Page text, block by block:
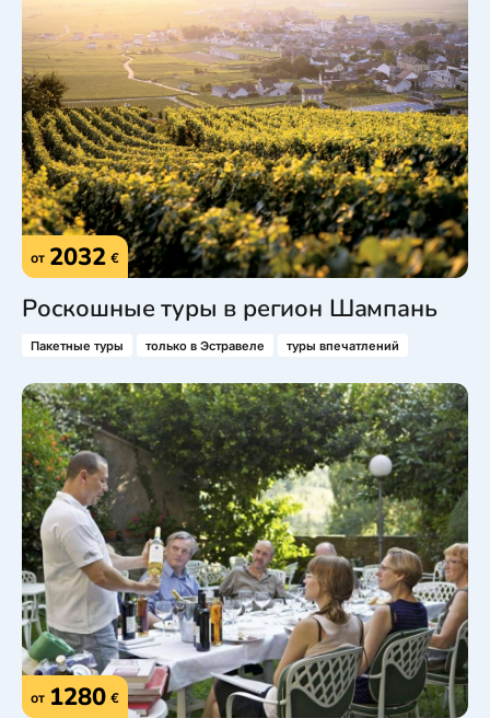
от 2032 €
Роскошные туры в регион Шампань
Пакетные туры только в Эстравеле туры впечатлений
от 1280 €